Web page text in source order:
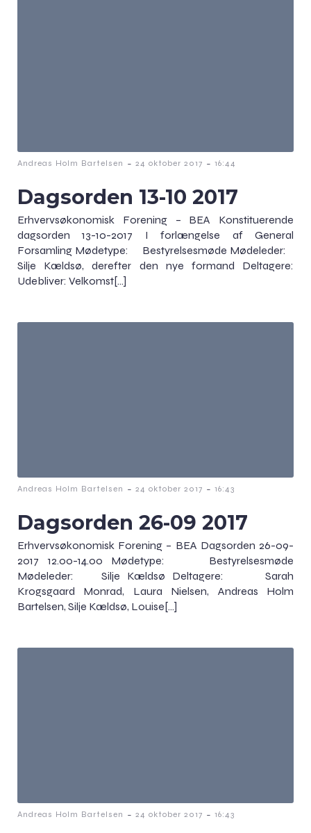
Andreas Holm Bartelsen - 24 oktober 2017 - 16:44
Dagsorden 13-10 2017
Erhvervsøkonomisk Forening – BEA Konstituerende
dagsorden 13-10-2017 I forlængelse af General
Forsamling Mødetype: Bestyrelsesmøde Mødeleder:
Silje Kældsø, derefter den nye formand Deltagere:
Udebliver: Velkomst[…]
Andreas Holm Bartelsen - 24 oktober 2017 - 16:43
Dagsorden 26-09 2017
Erhvervsøkonomisk Forening – BEA Dagsorden 26-09-
2017 12.00-14.00 Mødetype: Bestyrelsesmøde
Mødeleder: Silje Kældsø Deltagere: Sarah
Krogsgaard Monrad, Laura Nielsen, Andreas Holm
Bartelsen, Silje Kældsø, Louise[…]
Andreas Holm Bartelsen - 24 oktober 2017 - 16:43